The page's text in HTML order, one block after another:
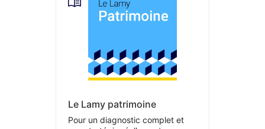
Le Lamy patrimoine
Pour un diagnostic complet et